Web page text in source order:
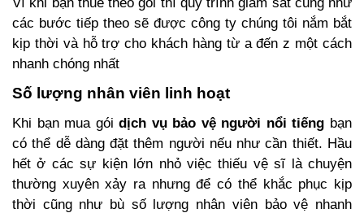
các bước tiếp theo sẽ được công ty chúng tôi nắm bắt
kịp thời và hỗ trợ cho khách hàng từ a đến z một cách
nhanh chóng nhất
Số lượng nhân viên linh hoạt
Khi bạn mua góidịch vụ bảo vệ người nổi tiếng bạn
có thể dễ dàng đặt thêm người nếu như cần thiết. Hầu
hết ở các sự kiện lớn nhỏ việc thiếu vệ sĩ là chuyện
thường xuyên xảy ra nhưng để có thể khắc phục kịp
thời cũng như bù số lượng nhân viên bảo vệ nhanh